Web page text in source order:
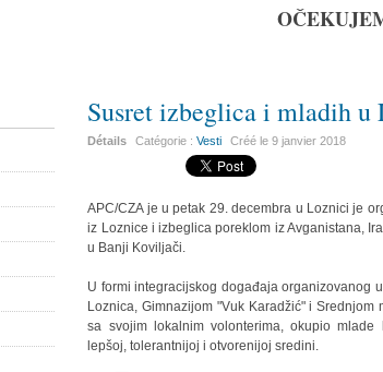
Susret izbeglica i mladih u
Détails Catégorie :Vesti Créé le9 janvier 2018
APC/CZA je u petak 29. decembra u Loznici je
iz Loznice i izbeglica poreklom iz Avganistana,
u Banji Koviljači.
U formi integracijskog događaja organizovanog
Loznica, Gimnazijom "Vuk Karadžić" i Srednjom
sa svojim lokalnim volonterima, okupio
lepšoj, tolerantnijoj i otvorenijoj sredini.